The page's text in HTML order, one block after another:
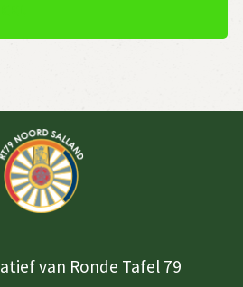
van Ronde Tafel 79